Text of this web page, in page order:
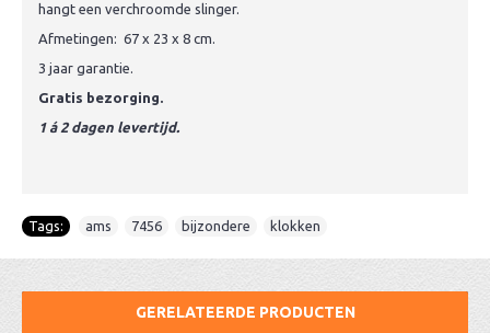
hangt een verchroomde slinger.
Afmetingen: 67 x 23 x 8 cm.
3 jaar garantie.
Gratis bezorging.
1 á 2 dagen levertijd.
Tags: ams 7456 bijzondere klokken
GERELATEERDE PRODUCTEN